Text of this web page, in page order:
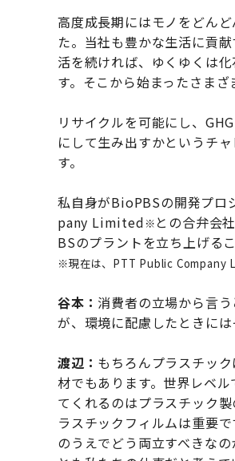
高度成長期にはモノをどん
た。当社も豊かな生活に貢
活を続ければ、ゆくゆくは
す。そこから始まったさま
リサイクルを可能にし、
にして生み出すかというチ
す。
私自身がBioPBSの開発プ
pany Limited ※ との合弁会
BSのプラントを立ち上げる
※現在は、PTT Public Company
谷本： 消費者の立場から言
が、環境に配慮したときに
渡辺： もちろんプラスチッ
材でもあります。世界レベ
てくれるのはプラスチック
ラスチックフィルムは重要
のうえでどう両立すべきな